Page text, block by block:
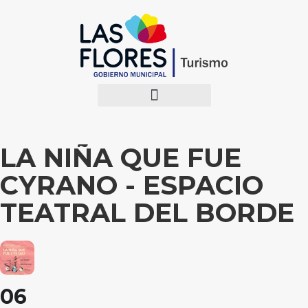
LA NIÑA QUE FUE
CYRANO - ESPACIO
TEATRAL DEL BORDE
06